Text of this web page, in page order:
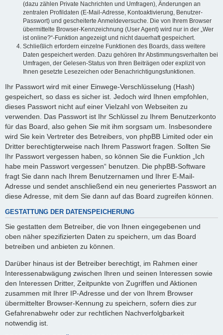
(dazu zählen Private Nachrichten und Umfragen), Änderungen an
zentralen Profildaten (E-Mail-Adresse, Kontoaktivierung, Benutzer-
Passwort) und gescheiterte Anmeldeversuche. Die von Ihrem Browser
übermittelte Browser-Kennzeichnung (User Agent) wird nur in der „Wer
ist online?“-Funktion angezeigt und nicht dauerhaft gespeichert.
Schließlich erfordern einzelne Funktionen des Boards, dass weitere
Daten gespeichert werden. Dazu gehören Ihr Abstimmungsverhalten bei
Umfragen, der Gelesen-Status von Ihren Beiträgen oder explizit von
Ihnen gesetzte Lesezeichen oder Benachrichtigungsfunktionen.
Ihr Passwort wird mit einer Einwege-Verschlüsselung (Hash)
gespeichert, so dass es sicher ist. Jedoch wird Ihnen empfohlen,
dieses Passwort nicht auf einer Vielzahl von Webseiten zu
verwenden. Das Passwort ist Ihr Schlüssel zu Ihrem Benutzerkonto
für das Board, also gehen Sie mit ihm sorgsam um. Insbesondere
wird Sie kein Vertreter des Betreibers, von phpBB Limited oder ein
Dritter berechtigterweise nach Ihrem Passwort fragen. Sollten Sie
Ihr Passwort vergessen haben, so können Sie die Funktion „Ich
habe mein Passwort vergessen“ benutzen. Die phpBB-Software
fragt Sie dann nach Ihrem Benutzernamen und Ihrer E-Mail-
Adresse und sendet anschließend ein neu generiertes Passwort an
diese Adresse, mit dem Sie dann auf das Board zugreifen können.
GESTATTUNG DER DATENSPEICHERUNG
Sie gestatten dem Betreiber, die von Ihnen eingegebenen und
oben näher spezifizierten Daten zu speichern, um das Board
betreiben und anbieten zu können.
Darüber hinaus ist der Betreiber berechtigt, im Rahmen einer
Interessenabwägung zwischen Ihren und seinen Interessen sowie
den Interessen Dritter, Zeitpunkte von Zugriffen und Aktionen
zusammen mit Ihrer IP-Adresse und der von Ihrem Browser
übermittelter Browser-Kennung zu speichern, sofern dies zur
Gefahrenabwehr oder zur rechtlichen Nachverfolgbarkeit
notwendig ist.